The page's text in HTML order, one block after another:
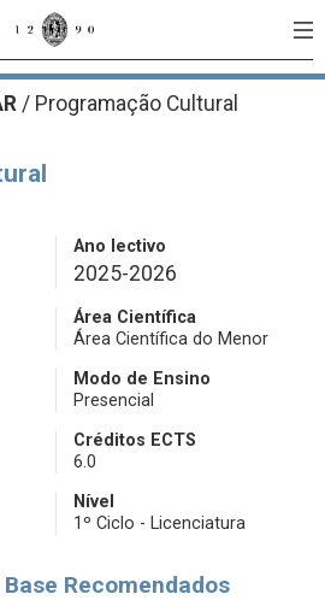
/ Programação Cultural
Ano lectivo
2025-2026
Área Científica
Área Científica do Menor
Modo de Ensino
Presencial
Créditos ECTS
6.0
Nível
1º Ciclo - Licenciatura
Recomendados